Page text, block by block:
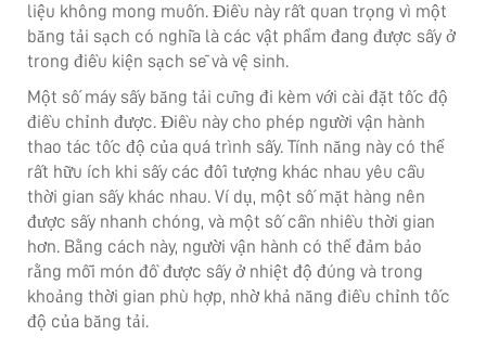
liệu không mong muốn. Điều này rất quan trọng vì một
băng tải sạch có nghĩa là các vật phẩm đang được sấy ở
trong điều kiện sạch sẽ và vệ sinh.
Một số máy sấy băng tải cũng đi kèm với cài đặt tốc độ
điều chỉnh được. Điều này cho phép người vận hành
thao tác tốc độ của quá trình sấy. Tính năng này có thể
rất hữu ích khi sấy các đối tượng khác nhau yêu cầu
thời gian sấy khác nhau. Ví dụ, một số mặt hàng nên
được sấy nhanh chóng, và một số cần nhiều thời gian
hơn. Bằng cách này, người vận hành có thể đảm bảo
rằng mỗi món đồ được sấy ở nhiệt độ đúng và trong
khoảng thời gian phù hợp, nhờ khả năng điều chỉnh tốc
độ của băng tải.